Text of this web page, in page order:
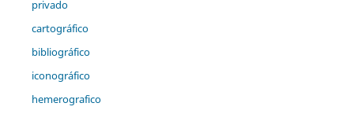
privado
cartográfico
bibliográfico
iconográfico
hemerografico